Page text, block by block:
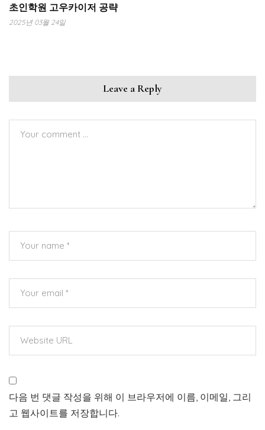
초인학원 고우카이저 공략
2025년 03월 24일
Leave a Reply
다음 번 댓글 작성을 위해 이 브라우저에 이름, 이메일, 그리
고 웹사이트를 저장합니다.